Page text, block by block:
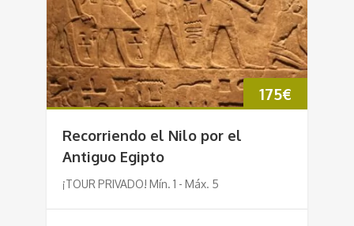
175€
Recorriendo el Nilo por el
Antiguo Egipto
¡TOUR PRIVADO! Mín. 1 - Máx. 5